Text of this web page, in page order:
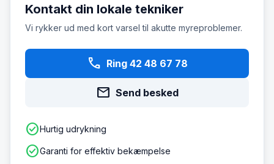
Kontakt din lokale tekniker
Vi rykker ud med kort varsel til akutte myreproblemer.
phone Ring 42 48 67 78
mail Send besked
check_circleHurtig udrykning
check_circleGaranti for effektiv bekæmpelse